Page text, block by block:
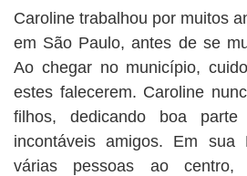
Caroline trabalhou por muitos
em São Paulo, antes de se
Ao chegar no município,
estes falecerem. Caroline
filhos, dedicando boa
incontáveis amigos. Em sua
várias pessoas ao centro,